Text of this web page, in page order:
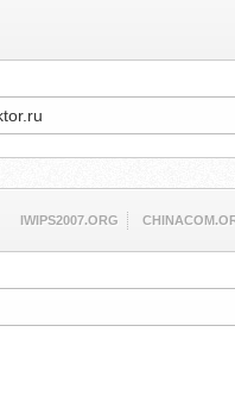
IWIPS2007.ORG